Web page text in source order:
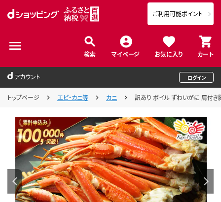
検索 マイページ お気に入り カート
ご利用可能ポイント
アカウント ログイン
トップページ エビ・カニ等 カニ 訳あり ボイル ずわいがに 肩付